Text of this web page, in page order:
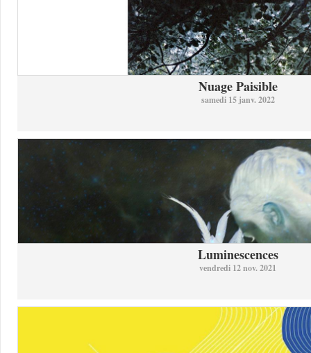
Nuage Paisible
samedi 15 janv. 2022
Luminescences
vendredi 12 nov. 2021